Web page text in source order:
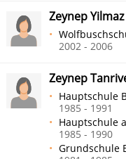
Zeynep Yilmaz
2002 - 2006
Zeynep
Hauptschule
1985 - 1991
Hauptschule
1985 - 1990
Grundschule